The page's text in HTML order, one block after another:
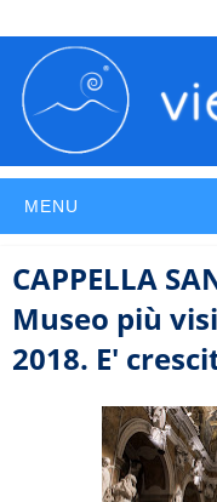
MENU
CAPPELLA
Museo più
2018. E'